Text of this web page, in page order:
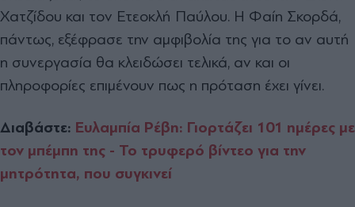
Χατζίδου και τον Ετεοκλή Παύλου. Η Φαίη Σκορδά,
πάντως, εξέφρασε την αμφιβολία της για το αν αυτή
η συνεργασία θα κλειδώσει τελικά, αν και οι
πληροφορίες επιμένουν πως η πρόταση έχει γίνει.
Διαβάστε: Ευλαμπία Ρέβη: Γιορτάζει 101 ημέρες με
τον μπέμπη της - Το τρυφερό βίντεο για την
μητρότητα, που συγκινεί